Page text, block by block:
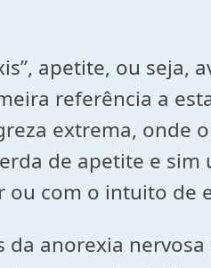
apetite, ou seja,
referência a
extrema, onde
de apetite e
ou com o intuito de
anorexia nervosa